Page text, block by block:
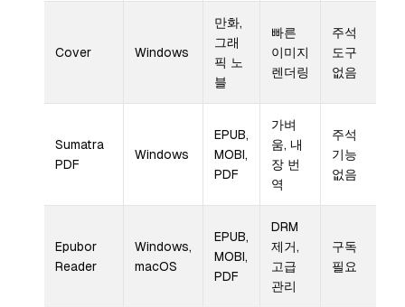
Cover Windows
만화,
그래
픽 노
블
빠른
이미지
렌더링
주석
도구
없음
Sumatra
PDF
Windows
EPUB,
MOBI,
PDF
가벼
움, 내
장 번
역
주석
기능
없음
Epubor
Reader
Windows,
macOS
EPUB,
MOBI,
PDF
DRM
제거,
고급
관리
구독
필요